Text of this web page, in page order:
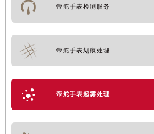
帝舵手表检测服务
帝舵手表划痕处理
帝舵手表起雾处理